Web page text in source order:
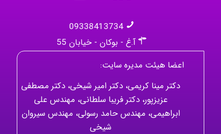
09338413734
آ.غ - بوکان - خیابان 55
اعضا هیئت مدیره سایت:
دکتر مینا کریمی، دکتر امیر شیخی، دکتر مصطفی
عزیزپور، دکتر فریبا سلطانی، مهندس علی
ابراهیمی، مهندس حامد رسولی، مهندس سیروان
شیخی